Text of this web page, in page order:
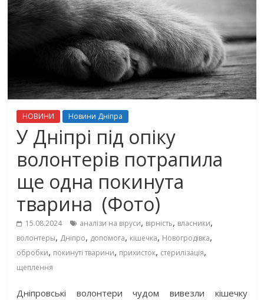
НОВИНИ Новини Дніпра
У Дніпрі під опіку
волонтерів потрапила
ще одна покинута
тварина (Фото)
15.08.2024 аналізи на віруси, вірність, власники,
волонтеры, Дніпро, допомога, кішечка, Новогродівка,
обробки, покинуті тварини, прихисток, стерилізація,
щеплення
Дніпровські волонтери чудом вивезли кішечку